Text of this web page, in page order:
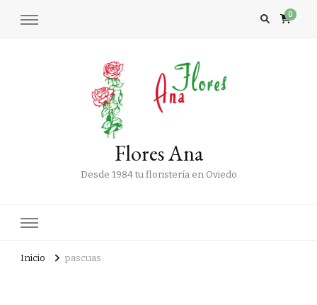
0
Flores Ana
Desde 1984 tu floristería en Oviedo
Inicio pascuas